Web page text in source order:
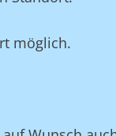
möglich.